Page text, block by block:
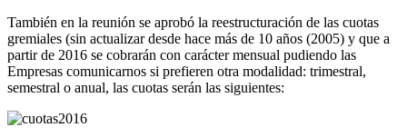
También en la reunión se aprobó la reestructuración de las cuotas
gremiales (sin actualizar desde hace más de 10 años (2005) y que a
partir de 2016 se cobrarán con carácter mensual pudiendo las
Empresas comunicarnos si prefieren otra modalidad: trimestral,
semestral o anual, las cuotas serán las siguientes: